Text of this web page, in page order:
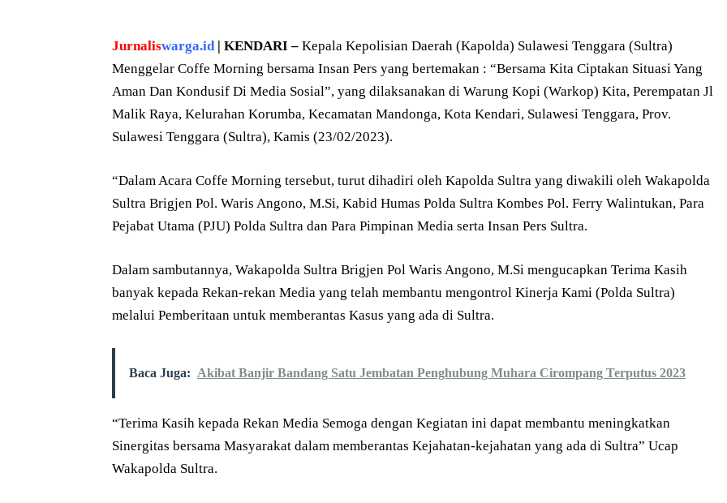
Jurnaliswarga.id | KENDARI – Kepala Kepolisian Daerah (Kapolda) Sulawesi Tenggara (Sultra)
Menggelar Coffe Morning bersama Insan Pers yang bertemakan : “Bersama Kita Ciptakan Situasi Yang
Aman Dan Kondusif Di Media Sosial”, yang dilaksanakan di Warung Kopi (Warkop) Kita, Perempatan Jl
Malik Raya, Kelurahan Korumba, Kecamatan Mandonga, Kota Kendari, Sulawesi Tenggara, Prov.
Sulawesi Tenggara (Sultra), Kamis (23/02/2023).
“Dalam Acara Coffe Morning tersebut, turut dihadiri oleh Kapolda Sultra yang diwakili oleh Wakapolda
Sultra Brigjen Pol. Waris Angono, M.Si, Kabid Humas Polda Sultra Kombes Pol. Ferry Walintukan, Para
Pejabat Utama (PJU) Polda Sultra dan Para Pimpinan Media serta Insan Pers Sultra.
Dalam sambutannya, Wakapolda Sultra Brigjen Pol Waris Angono, M.Si mengucapkan Terima Kasih
banyak kepada Rekan-rekan Media yang telah membantu mengontrol Kinerja Kami (Polda Sultra)
melalui Pemberitaan untuk memberantas Kasus yang ada di Sultra.
Baca Juga: Akibat Banjir Bandang Satu Jembatan Penghubung Muhara Cirompang Terputus 2023
“Terima Kasih kepada Rekan Media Semoga dengan Kegiatan ini dapat membantu meningkatkan
Sinergitas bersama Masyarakat dalam memberantas Kejahatan-kejahatan yang ada di Sultra” Ucap
Wakapolda Sultra.